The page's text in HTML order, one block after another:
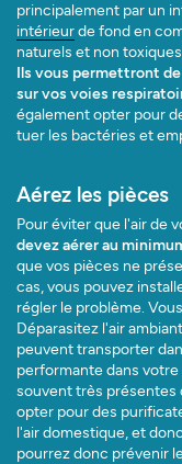
principalement par un
intérieurde fond en
naturels et non
Ils vous permettront
sur vos voies
également opter pour
tuer les bactéries et
Aérez les pièces
Pour éviter que l'air de
devez aérer au
que vos pièces ne
cas, vous pouvez
régler le problème.
Déparasitez l'air
peuvent transporter
performante dans votre
souvent très présentes
opter pour des
l'air domestique, et
pourrez donc prévenir